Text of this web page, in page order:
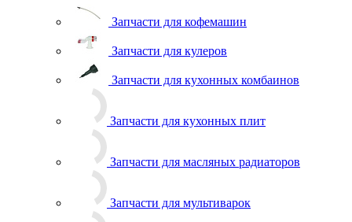
Запчасти для кофемашин
Запчасти для кулеров
Запчасти для кухонных комбаинов
Запчасти для кухонных плит
Запчасти для масляных радиаторов
Запчасти для мультиварок